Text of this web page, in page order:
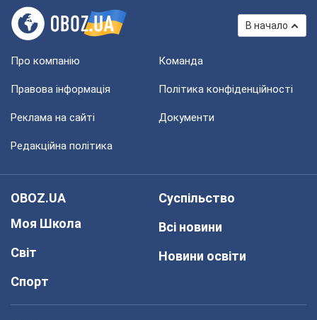
В начало
Про компанію Команда
Правова інформація Політика конфіденційності
Реклама на сайті Документи
Редакційна політика
OBOZ.UA
Моя Школа
Світ
Спорт
Суспільство
Всі новини
Новини освіти